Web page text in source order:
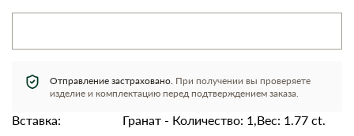
Отправление застраховано. При получении вы проверяете
изделие и комплектацию перед подтверждением заказа.
Вставка:
Гранат - Количество: 1,Вес: 1.77 ct.